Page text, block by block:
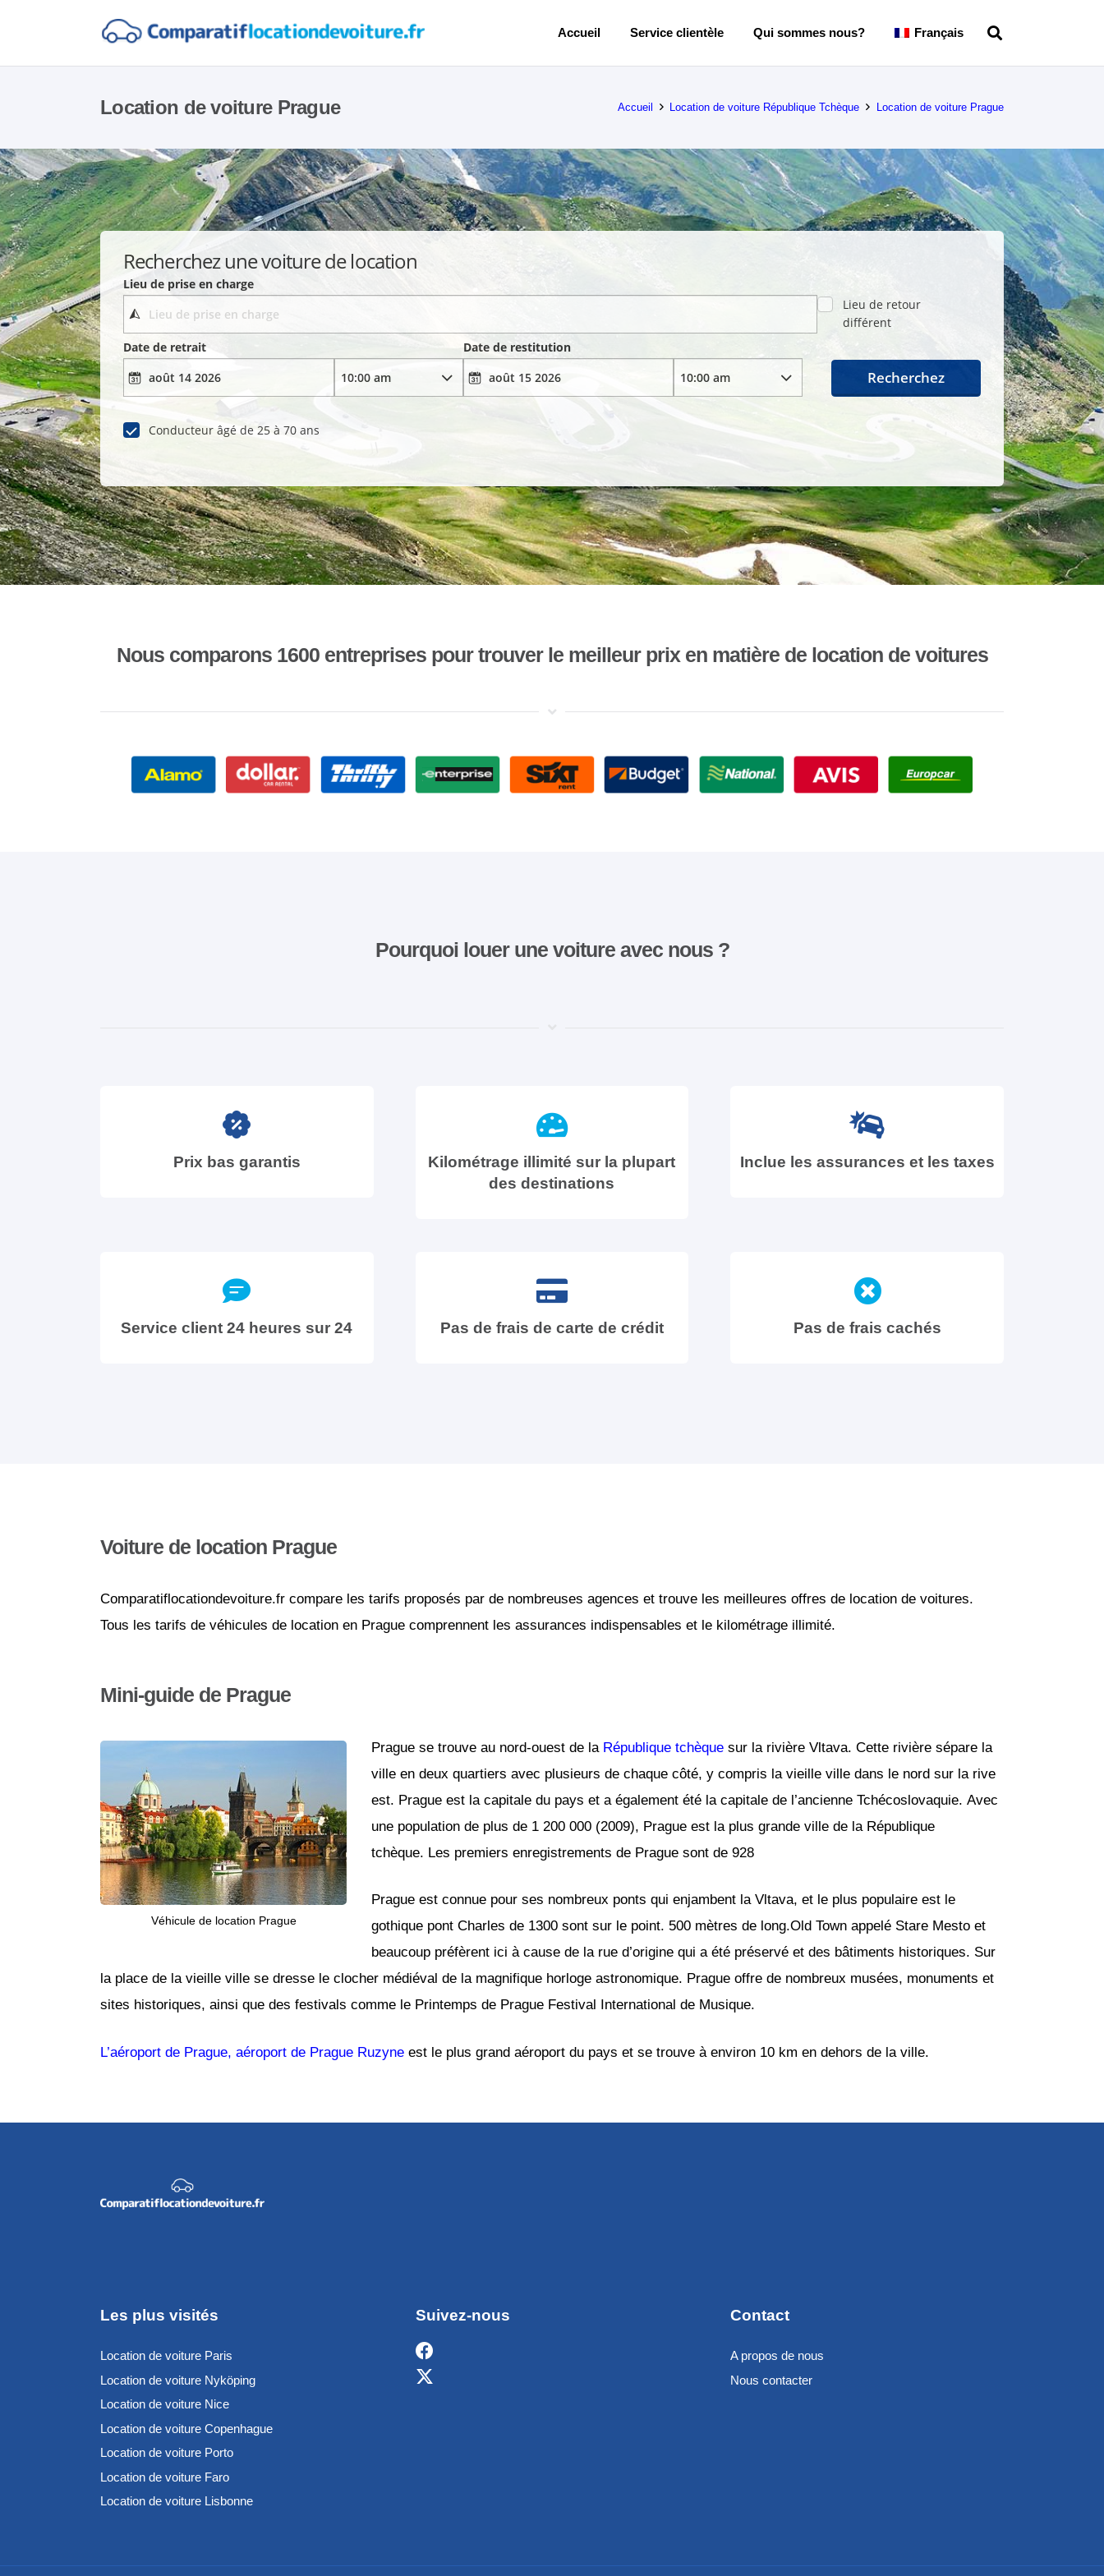
Accueil Service clientèle Qui sommes nous? Français
Location de voiture Prague Accueil Location de voiture République Tchèque Location de voiture Prague
Recherchez une voiture de location
Lieu de prise en charge
Lieu de retour
différent
Date de retrait
Date de restitution
Conducteur âgé de 25 à 70 ans
Recherchez
Nous comparons 1600 entreprises pour trouver le meilleur prix en matière de location de voitures
Pourquoi louer une voiture avec nous ?
Prix bas garantis
Kilométrage illimité sur la plupart
des destinations
Inclue les assurances et les taxes
Service client 24 heures sur 24 Pas de frais de carte de crédit Pas de frais cachés
Voiture de location Prague
Comparatiflocationdevoiture.fr compare les tarifs proposés par de nombreuses agences et trouve les meilleures offres de location de voitures.
Tous les tarifs de véhicules de location en Prague comprennent les assurances indispensables et le kilométrage illimité.
Mini-guide de Prague
Véhicule de location Prague
Prague se trouve au nord-ouest de la République tchèque sur la rivière Vltava. Cette rivière sépare la
ville en deux quartiers avec plusieurs de chaque côté, y compris la vieille ville dans le nord sur la rive
est. Prague est la capitale du pays et a également été la capitale de l’ancienne Tchécoslovaquie. Avec
une population de plus de 1 200 000 (2009), Prague est la plus grande ville de la République
tchèque. Les premiers enregistrements de Prague sont de 928
Prague est connue pour ses nombreux ponts qui enjambent la Vltava, et le plus populaire est le
gothique pont Charles de 1300 sont sur le point. 500 mètres de long.Old Town appelé Stare Mesto et
beaucoup préfèrent ici à cause de la rue d’origine qui a été préservé et des bâtiments historiques. Sur
la place de la vieille ville se dresse le clocher médiéval de la magnifique horloge astronomique. Prague offre de nombreux musées, monuments et
sites historiques, ainsi que des festivals comme le Printemps de Prague Festival International de Musique.
L’aéroport de Prague, aéroport de Prague Ruzyne est le plus grand aéroport du pays et se trouve à environ 10 km en dehors de la ville.
Les plus visités
Location de voiture Paris
Location de voiture Nyköping
Location de voiture Nice
Location de voiture Copenhague
Location de voiture Porto
Location de voiture Faro
Location de voiture Lisbonne
Suivez-nous Contact
A propos de nous
Nous contacter